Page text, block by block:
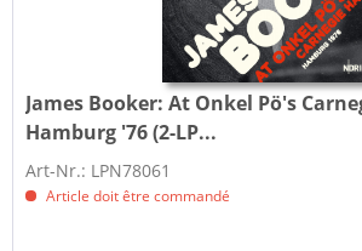
James Booker: At Onkel Pö's
Hamburg '76 (2-LP...
Art-Nr.: LPN78061
Article doit être commandé